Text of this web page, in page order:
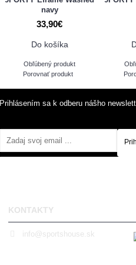
navy
33,90€
Do košíka
Obľúbený produkt
Porovnať produkt
Prihlásením sa k odberu nášho
KONTAKTY
info@sportshouse.sk